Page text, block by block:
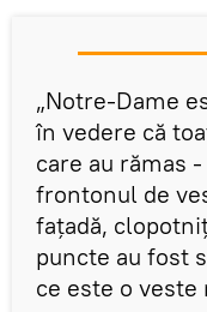
„Notre-Dame
în vedere că
care au rămas
frontonul de
fațadă,
puncte au fost
ce este o veste